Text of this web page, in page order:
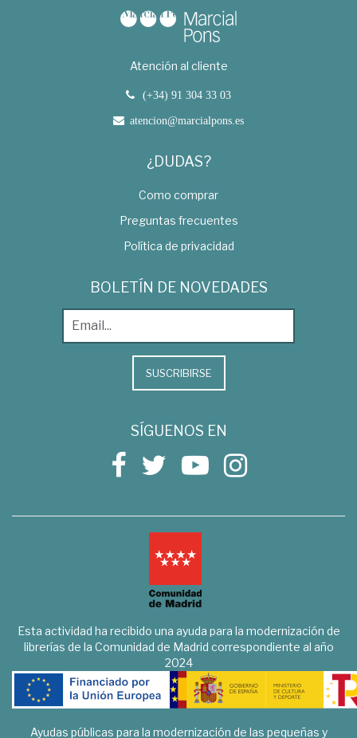
Atención al cliente
(+34) 91 304 33 03
atencion@marcialpons.es
¿DUDAS?
Como comprar
Preguntas frecuentes
Política de privacidad
BOLETÍN DE NOVEDADES
SUSCRIBIRSE
SÍGUENOS EN
Esta actividad ha recibido una ayuda para la modernización de
librerías de la Comunidad de Madrid correspondiente al año
2024
Ayudas públicas para la modernización de las pequeñas y